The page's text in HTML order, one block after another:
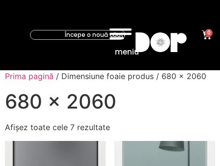
meniu
0
Prima pagină / Dimensiune foaie produs / 680 x 2060
680 x 2060
Afișez toate cele 7 rezultate